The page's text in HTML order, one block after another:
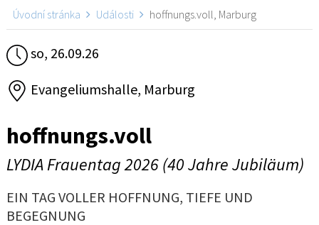
Úvodní stránka Události hoffnungs.voll, Marburg
so, 26.09.26
Evangeliumshalle, Marburg
hoffnungs.voll
LYDIA Frauentag 2026 (40 Jahre Jubiläum)
EIN TAG VOLLER HOFFNUNG, TIEFE UND
BEGEGNUNG